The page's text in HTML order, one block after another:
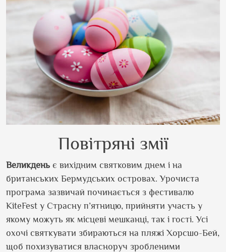
Повітряні змії
Великдень є вихідним святковим днем і на
британських Бермудських островах. Урочиста
програма зазвичай починається з фестивалю
KiteFest у Страсну п’ятницю, прийняти участь у
якому можуть як місцеві мешканці, так і гості. Усі
охочі святкувати збираються на пляжі Хорсшо-Бей,
щоб похизуватися власноруч зробленими